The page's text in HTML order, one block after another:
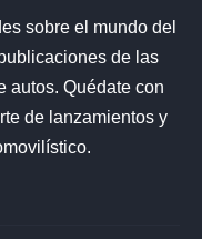
sobre el mundo del
de las
autos. Quédate con
de lanzamientos y